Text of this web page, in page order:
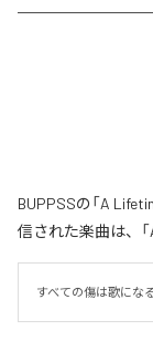
BUPPSSの「A
信された楽曲は、
すべての傷は歌になる